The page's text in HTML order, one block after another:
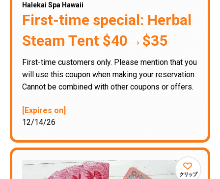
Halekai Spa Hawaii
First-time special: Herbal
Steam Tent $40→$35
First-time customers only. Please mention that you
will use this coupon when making your reservation.
Cannot be combined with other coupons or offers.
[Expires on]
12/14/26
クリップ